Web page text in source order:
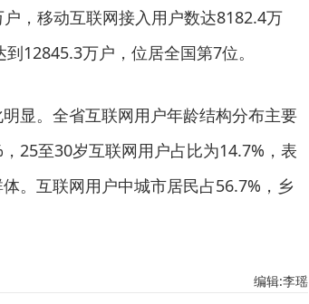
，移动互联网接入用户数达8182.4万
12845.3万户，位居全国第7位。
显。全省互联网用户年龄结构分布主要
25至30岁互联网用户占比为14.7%，表
。互联网用户中城市居民占56.7%，乡
编辑:李瑶